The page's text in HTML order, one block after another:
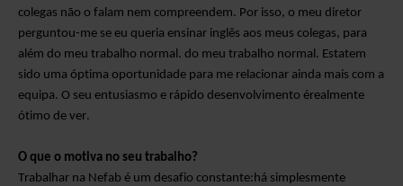
colegas não o falam nem compreendem. Por isso, o meu diretor
perguntou-me se eu queria ensinar inglês aos meus colegas, para
além do meu trabalho normal. do meu trabalho normal. Estatem
sido uma óptima oportunidade para me relacionar ainda mais com a
equipa. O seu entusiasmo e rápido desenvolvimento érealmente
ótimo de ver.
O que o motiva no seu trabalho?
Trabalhar na Nefab é um desafio constante:há simplesmente